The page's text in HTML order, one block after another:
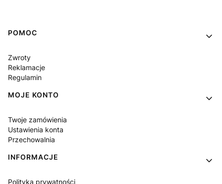
Linki w stopce
POMOC
Zwroty
Reklamacje
Regulamin
MOJE KONTO
Twoje zamówienia
Ustawienia konta
Przechowalnia
INFORMACJE
Polityka prywatności